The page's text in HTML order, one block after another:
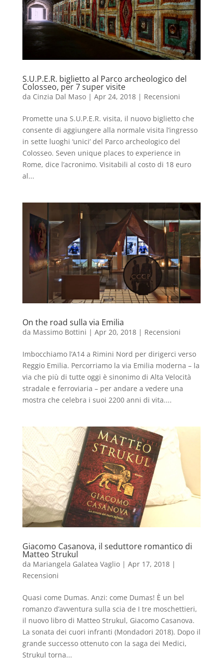
S.U.P.E.R. biglietto al Parco archeologico del
Colosseo, per 7 super visite
da Cinzia Dal Maso| Apr 24, 2018| Recensioni
Promette una S.U.P.E.R. visita, il nuovo biglietto che
consente di aggiungere alla normale visita l’ingresso
in sette luoghi ‘unici’ del Parco archeologico del
Colosseo. Seven unique places to experience in
Rome, dice l’acronimo. Visitabili al costo di 18 euro
al...
On the road sulla via Emilia
da Massimo Bottini | Apr 20, 2018| Recensioni
Imbocchiamo l’A14 a Rimini Nord per dirigerci verso
Reggio Emilia. Percorriamo la via Emilia moderna – la
via che più di tutte oggi è sinonimo di Alta Velocità
stradale e ferroviaria – per andare a vedere una
mostra che celebra i suoi 2200 anni di vita....
Giacomo Casanova, il seduttore romantico di
Matteo Strukul
da Mariangela Galatea Vaglio| Apr 17, 2018|
Recensioni
Quasi come Dumas. Anzi: come Dumas! È un bel
romanzo d’avventura sulla scia de I tre moschettieri,
il nuovo libro di Matteo Strukul, Giacomo Casanova.
La sonata dei cuori infranti (Mondadori 2018). Dopo il
grande successo ottenuto con la saga dei Medici,
Strukul torna...